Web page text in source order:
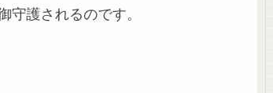
守護されるのです。